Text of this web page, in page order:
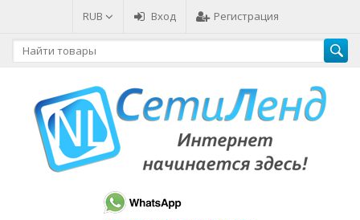
RUB Вход Регистрация